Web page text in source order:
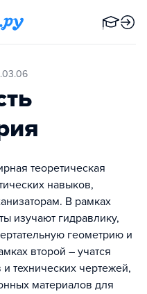
теоретическая
навыков,
В рамках
изучают гидравлику,
геометрию и
второй – учатся
технических чертежей,
материалов для